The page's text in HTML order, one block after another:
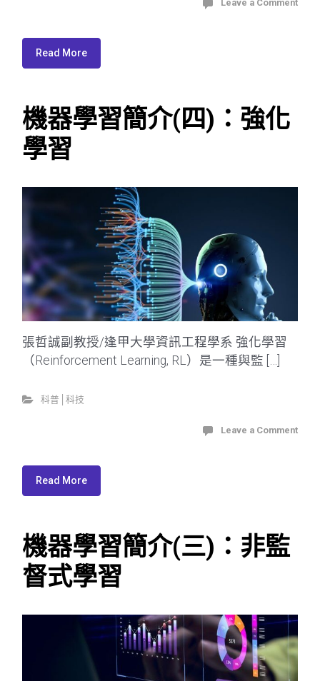
Leave a Comment
Read More
機器學習簡介(四)：強化
學習
張哲誠副教授/逢甲大學資訊工程學系 強化學習
（Reinforcement Learning, RL）是一種與監 […]
科普│科技
Leave a Comment
Read More
機器學習簡介(三)：非監
督式學習